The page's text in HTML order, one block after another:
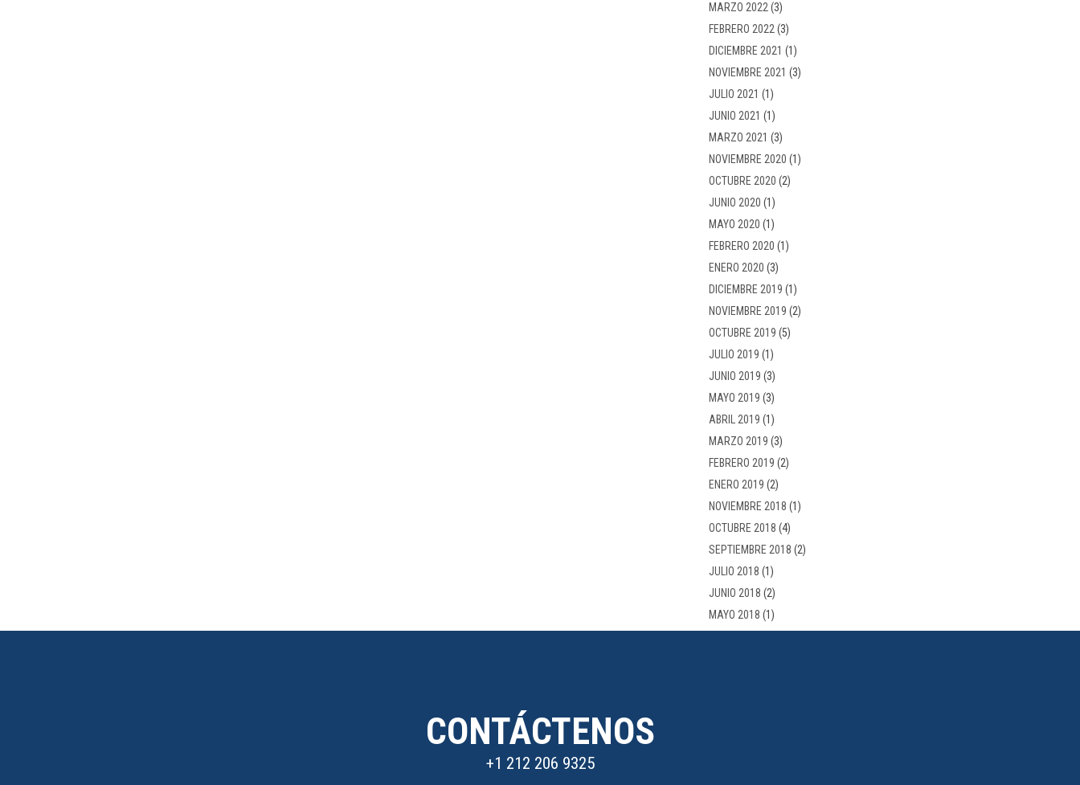
MARZO 2022 (3)
FEBRERO 2022 (3)
DICIEMBRE 2021 (1)
NOVIEMBRE 2021 (3)
JULIO 2021 (1)
JUNIO 2021 (1)
MARZO 2021 (3)
NOVIEMBRE 2020 (1)
OCTUBRE 2020 (2)
JUNIO 2020 (1)
MAYO 2020 (1)
FEBRERO 2020 (1)
ENERO 2020 (3)
DICIEMBRE 2019 (1)
NOVIEMBRE 2019 (2)
OCTUBRE 2019 (5)
JULIO 2019 (1)
JUNIO 2019 (3)
MAYO 2019 (3)
ABRIL 2019 (1)
MARZO 2019 (3)
FEBRERO 2019 (2)
ENERO 2019 (2)
NOVIEMBRE 2018 (1)
OCTUBRE 2018 (4)
SEPTIEMBRE 2018 (2)
JULIO 2018 (1)
JUNIO 2018 (2)
MAYO 2018 (1)
CONTÁCTENOS
+1 212 206 9325